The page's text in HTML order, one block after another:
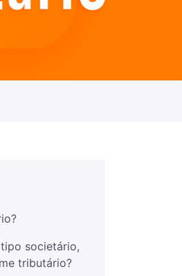
societário,
tributário?